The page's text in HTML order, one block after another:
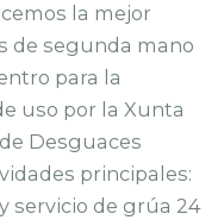
la mejor
de segunda mano
para la
uso por la Xunta
Desguaces
principales:
servicio de grúa 24